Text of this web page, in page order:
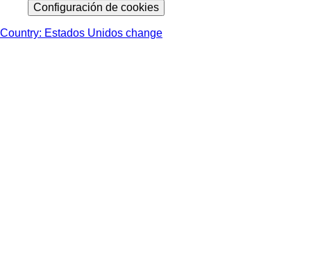
Configuración de cookies
Country: Estados Unidos change